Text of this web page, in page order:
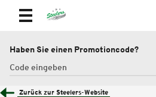
Haben Sie einen Promotioncode?
Zurück zur Steelers-Website